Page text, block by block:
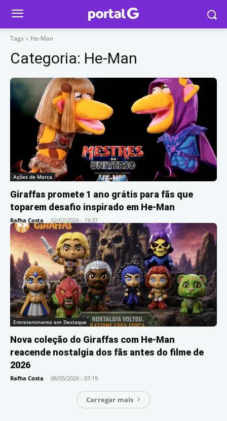
Tags He-Man
Categoria: He-Man
Ações de Marca
Giraffas promete 1 ano grátis para fãs que
toparem desafio inspirado em He-Man
Rafha Costa - 02/07/2026 - 19:37
Entretenimento em Destaque
Nova coleção do Giraffas com He-Man
reacende nostalgia dos fãs antes do filme de
2026
Rafha Costa - 08/05/2026 - 07:19
Carregar mais